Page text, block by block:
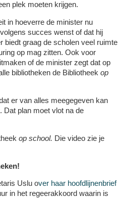
plek moeten krijgen.
in hoeverre de minister nu
succes wenst of dat hij
biedt graag de scholen veel ruimte
op mag zitten. Ook voor
of de minister zegt dat op
bibliotheken de Bibliotheek op
er van alles meegegeven kan
Dat plan moet vlot na de
op school. Die video zie je
Uslu over haar hoofdlijnenbrief
in het regeerakkoord waarin is